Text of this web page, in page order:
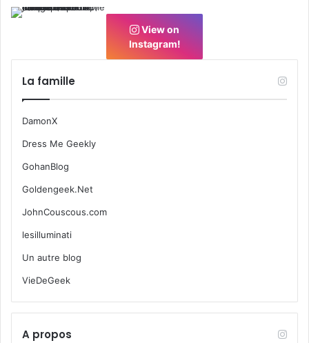
View on
Instagram!
La famille
DamonX
Dress Me Geekly
GohanBlog
Goldengeek.Net
JohnCouscous.com
lesilluminati
Un autre blog
VieDeGeek
A propos